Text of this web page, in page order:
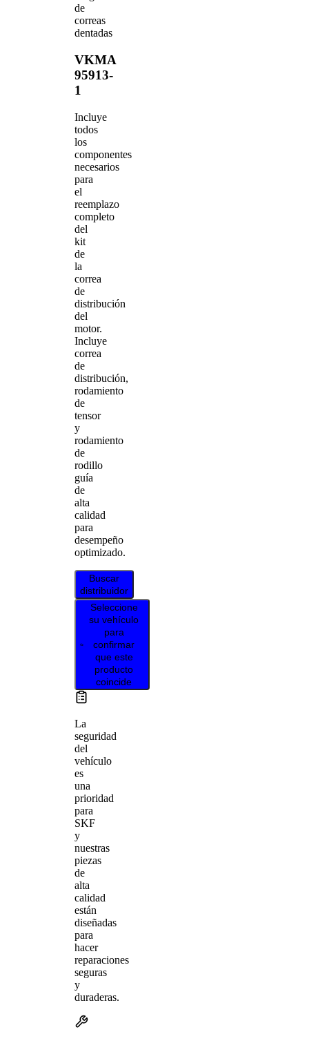
de
correas
dentadas
VKMA
95913-
1
Incluye
todos
los
componentes
necesarios
para
el
reemplazo
completo
del
kit
de
la
correa
de
distribución
del
motor.
Incluye
correa
de
distribución,
rodamiento
de
tensor
y
rodamiento
de
rodillo
guía
de
alta
calidad
para
desempeño
optimizado.
Buscar
distribuidor
Seleccione
su vehículo
para
confirmar
que este
producto
coincide
La
seguridad
del
vehículo
es
una
prioridad
para
SKF
y
nuestras
piezas
de
alta
calidad
están
diseñadas
para
hacer
reparaciones
seguras
y
duraderas.